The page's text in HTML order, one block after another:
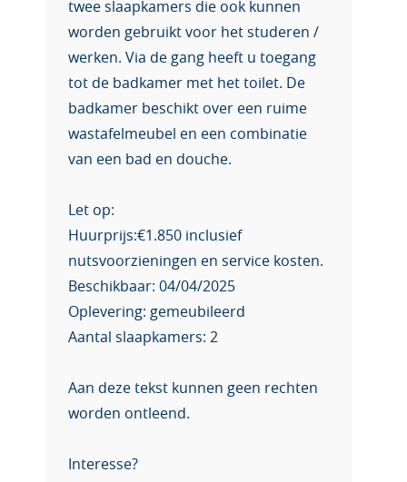
twee slaapkamers die ook kunnen
worden gebruikt voor het studeren /
werken. Via de gang heeft u toegang
tot de badkamer met het toilet. De
badkamer beschikt over een ruime
wastafelmeubel en een combinatie
van een bad en douche.
Let op:
Huurprijs:€1.850 inclusief
nutsvoorzieningen en service kosten.
Beschikbaar: 04/04/2025
Oplevering: gemeubileerd
Aantal slaapkamers: 2
Aan deze tekst kunnen geen rechten
worden ontleend.
Interesse?